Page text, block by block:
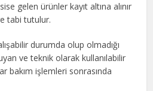
gelen ürünler kayıt altına alınır
tabi tutulur.
durumda olup olmadığı
ve teknik olarak kullanılabilir
bakım işlemleri sonrasında